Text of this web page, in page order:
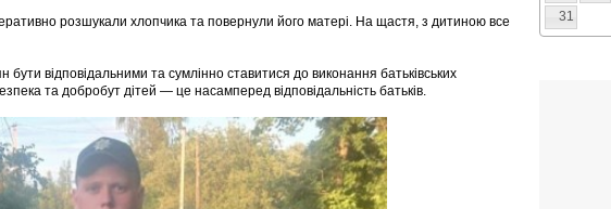
розшукали хлопчика та повернули його матері. На щастя, з дитиною все
бути відповідальними та сумлінно ставитися до виконання батьківських
та добробут дітей — це насамперед відповідальність батьків.
31